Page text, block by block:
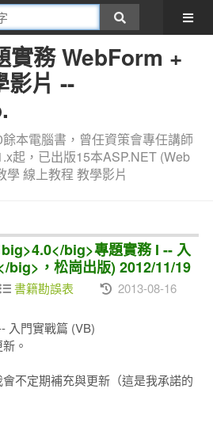
實務 WebForm +
影片 --
本電腦書，曾任資策會專任講師
起，已出版15本ASP.NET (Web
學 線上教程 教學影片
big>專題實務 I -- 入
big>，松崗出版) 2012/11/19
書籍勘誤表 2013-08-16
入門實戰篇 (VB)
。
不定期補充與更新（這是我承諾的